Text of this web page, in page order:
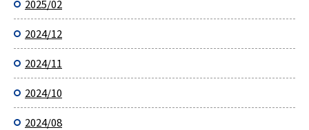
2025/02
2024/12
2024/11
2024/10
2024/08